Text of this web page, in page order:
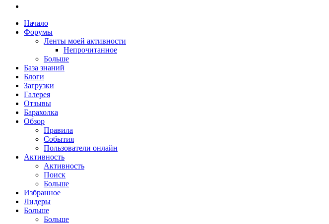
Начало
Форумы
Ленты моей активности
Непрочитанное
Больше
База знаний
Блоги
Загрузки
Галерея
Отзывы
Барахолка
Обзор
Правила
События
Пользователи онлайн
Активность
Активность
Поиск
Больше
Избранное
Лидеры
Больше
Больше